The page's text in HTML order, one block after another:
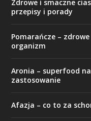
Zdrowe i smaczne
przepisy i porady
Pomarańcze –
organizm
Aronia – superfood
zastosowanie
Afazja – co to za